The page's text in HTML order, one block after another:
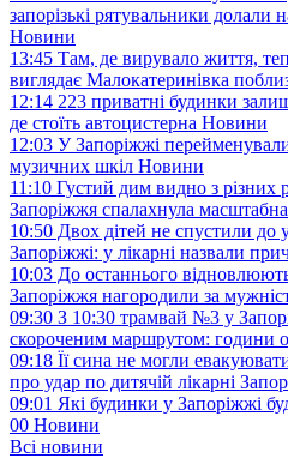
запорізькі рятувальники
Новини
13:45 Там, де вирувало життя,
виглядає Малокатеринівка
12:14 223 приватні будинки
де стоїть автоцистерна Новини
12:03 У Запоріжжі
музичних шкіл Новини
11:10 Густий дим видно з різних
Запоріжжя спалахнула
10:50 Двох дітей не спустили до
Запоріжжі: у лікарні назвали
10:03 До останнього
Запоріжжя нагородили за
09:30 З 10:30 трамвай №3 у
скороченим маршрутом: години
09:18 Її сина не могли
про удар по дитячій лікарні
09:01 Які будинки у Запоріжжі
00 Новини
Всі новини